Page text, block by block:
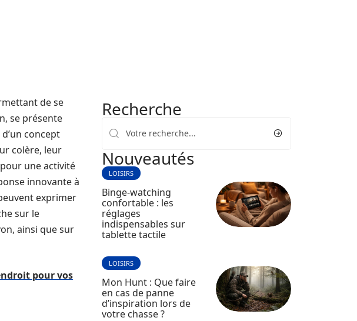
de se
se présente
concept
colère, leur
une activité
innovante à
exprimer
sur le
ainsi que sur
pour vos
Recherche
Nouveautés
LOISIRS
Binge-watching
confortable : les
réglages
indispensables sur
tablette tactile
LOISIRS
Mon Hunt : Que faire
en cas de panne
d’inspiration lors de
votre chasse ?